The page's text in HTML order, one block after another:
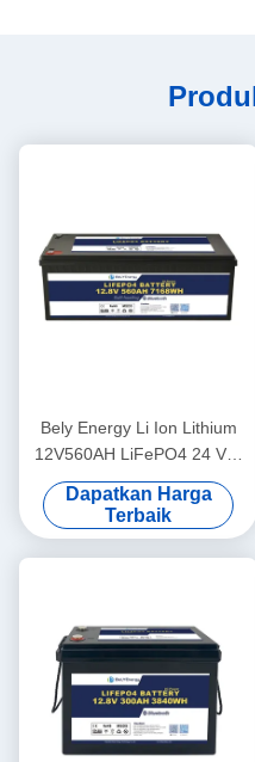
Bely Energy Li Ion Lithium
12V560AH LiFePO4 24 Volt
Lithium Baterai untuk RV
Camper Off-Road
Dapatkan Harga
Terbaik